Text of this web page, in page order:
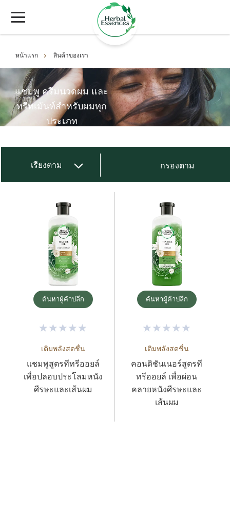
หน้าแรก สินค้าของเรา
แชมพู ครีมนวดผม และ
ทรีทเม้นท์สำหรับผมทุก
ประเภท
เรียงตาม กรองตาม
ค้นหาผู้ค้าปลีก
เติมพลังสดชื่น
แชมพูสูตรทีทรีออยล์
เพื่อปลอบประโลมหนัง
ศีรษะและเส้นผม
ค้นหาผู้ค้าปลีก
เติมพลังสดชื่น
คอนดิชันเนอร์สูตรที
ทรีออยล์ เพื่อผ่อน
คลายหนังศีรษะและ
เส้นผม